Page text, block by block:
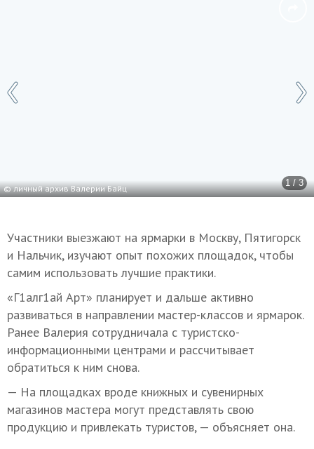
1 / 3
© личный архив Валерии Байц
Участники выезжают на ярмарки в Москву, Пятигорск
и Нальчик, изучают опыт похожих площадок, чтобы
самим использовать лучшие практики.
«Г1алг1ай Арт» планирует и дальше активно
развиваться в направлении мастер-классов и ярмарок.
Ранее Валерия сотрудничала с туристско-
информационными центрами и рассчитывает
обратиться к ним снова.
— На площадках вроде книжных и сувенирных
магазинов мастера могут представлять свою
продукцию и привлекать туристов, — объясняет она.